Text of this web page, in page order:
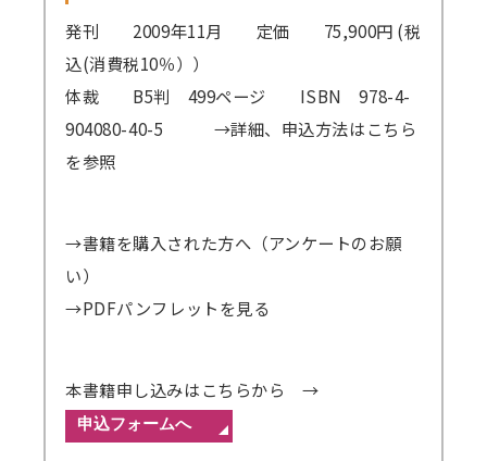
セミナーアーカイブ
動画配信・DVD
カテゴリー別
講師派遣
(社内研修)
FAQ/問い合わせ先
お申し込み・振込要領
メルマガ登録
発刊 2009年11月 定価 75,900円 (税
込(消費税10％））
体裁 B5判 499ページ ISBN 978-4-
904080-40-5 →詳細、申込方法はこちら
を参照
→書籍を購入された方へ（アンケートのお願
い）
→PDFパンフレットを見る
本書籍申し込みはこちらから →